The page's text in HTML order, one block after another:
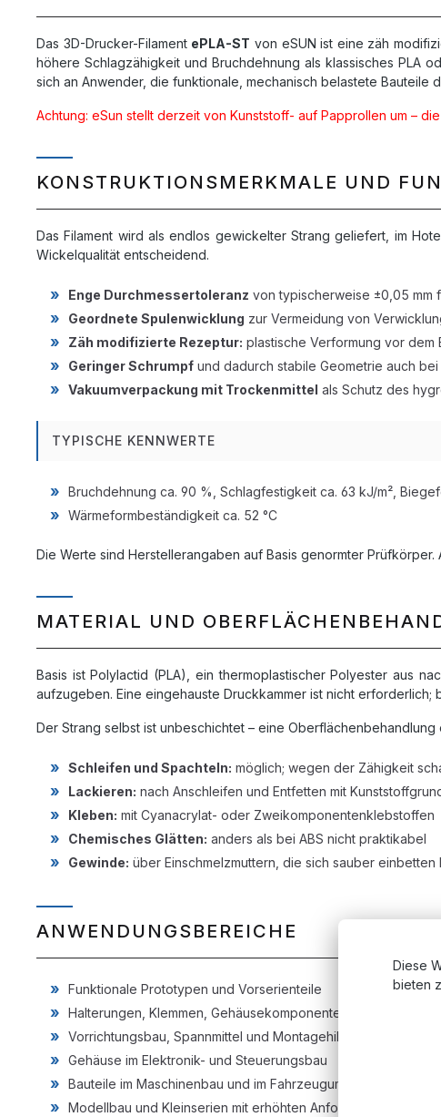
Das 3D-Drucker-Filament ePLA-ST von eSUN ist eine zäh
höhere Schlagzähigkeit und Bruchdehnung als klassisches PLA
sich an Anwender, die funktionale, mechanisch belastete
Achtung: eSun stellt derzeit von Kunststoff- auf Papprollen um –
KONSTRUKTIONSMERKMALE UND
Das Filament wird als endlos gewickelter Strang geliefert, im
Wickelqualität entscheidend.
Enge Durchmessertoleranz von typischerweise ±0,05 mm
Geordnete Spulenwicklung zur Vermeidung von
Zäh modifizierte Rezeptur: plastische Verformung vor dem
Geringer Schrumpf und dadurch stabile Geometrie auch
Vakuumverpackung mit Trockenmittel als Schutz des
TYPISCHE KENNWERTE
Bruchdehnung ca. 90 %, Schlagfestigkeit ca. 63 kJ/m²,
Wärmeformbeständigkeit ca. 52 °C
Die Werte sind Herstellerangaben auf Basis genormter
MATERIAL UND
Basis ist Polylactid (PLA), ein thermoplastischer Polyester aus
aufzugeben. Eine eingehauste Druckkammer ist nicht erforderlich;
Der Strang selbst ist unbeschichtet – eine
Schleifen und Spachteln: möglich; wegen der Zähigkeit
Lackieren: nach Anschleifen und Entfetten mit
Kleben: mit Cyanacrylat- oder Zweikomponentenklebstoffen
Chemisches Glätten: anders als bei ABS nicht praktikabel
Gewinde: über Einschmelzmuttern, die sich sauber einbetten
ANWENDUNGSBEREICHE
Funktionale Prototypen und Vorserienteile
Halterungen, Klemmen, Gehäusekomponenten und
Vorrichtungsbau, Spannmittel und Montagehilfen
Gehäuse im Elektronik- und Steuerungsbau
Bauteile im Maschinenbau und im Fahrzeugumfeld
Modellbau und Kleinserien mit erhöhten Anforderungen an
Diese
bieten